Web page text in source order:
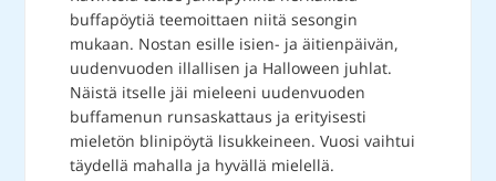
buffapöytiä teemoittaen niitä sesongin
mukaan. Nostan esille isien- ja äitienpäivän,
uudenvuoden illallisen ja Halloween juhlat.
Näistä itselle jäi mieleeni uudenvuoden
buffamenun runsaskattaus ja erityisesti
mieletön blinipöytä lisukkeineen. Vuosi vaihtui
täydellä mahalla ja hyvällä mielellä.